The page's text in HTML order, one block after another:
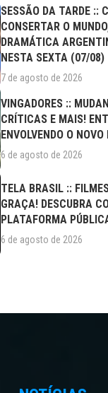
SESSÃO DA TARDE ::
CONSERTAR O
DRAMÁTICA
NESTA SEXTA (07/08)
7 de agosto de 2026
VINGADORES ::
CRÍTICAS E MAIS!
ENVOLVENDO O
6 de agosto de 2026
TELA BRASIL ::
GRAÇA! DESCUBRA
PLATAFORMA
6 de agosto de 2026